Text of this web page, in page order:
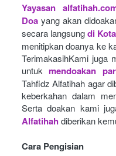
Yayasan
Doa yang akan
secara langsung di
menitipkan doanya ke
TerimakasihKami juga
untuk mendoakan
Tahfidz Alfatihah agar
keberkahan dalam
Serta doakan kami
Alfatihah diberikan
Cara Pengisian